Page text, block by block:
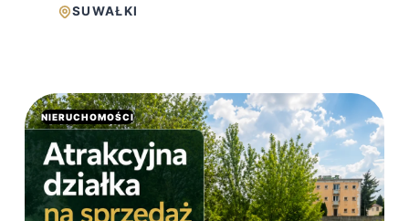
SUWAŁKI
NIERUCHOMOŚCI